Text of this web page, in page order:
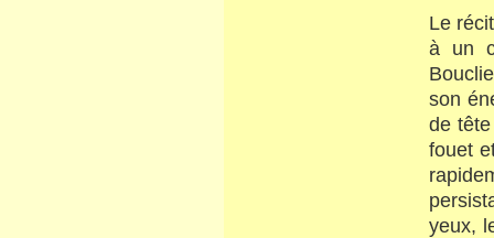
Le
à un
son
de
fouet
yeux,